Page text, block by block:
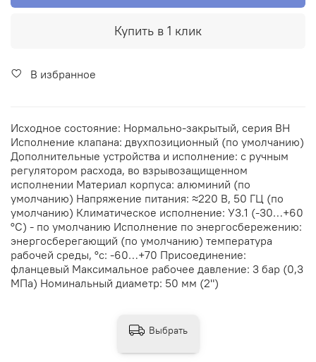
Купить в 1 клик
В избранное
Исходное состояние: Нормально-закрытый, серия ВН
Исполнение клапана: двухпозиционный (по умолчанию)
Дополнительные устройства и исполнение: с ручным
регулятором расхода, во взрывозащищенном
исполнении Материал корпуса: алюминий (по
умолчанию) Напряжение питания: ≈220 В, 50 ГЦ (по
умолчанию) Климатическое исполнение: У3.1 (-30…+60
°С) - по умолчанию Исполнение по энергосбережению:
энергосберегающий (по умолчанию) температура
рабочей среды, °с: -60…+70 Присоединение:
фланцевый Максимальное рабочее давление: 3 бар (0,3
МПа) Номинальный диаметр: 50 мм (2")
Выбрать